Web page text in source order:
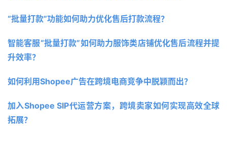
“批量打款”功能如何助力优化售后打款流程？
智能客服“批量打款”如何助力服饰类店铺优化售后流程并提
升效率？
如何利用Shopee广告在跨境电商竞争中脱颖而出？
加入Shopee SIP代运营方案，跨境卖家如何实现高效全球
拓展？